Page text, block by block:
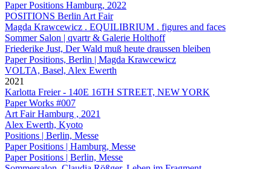
Paper Positions Hamburg, 2022
POSITIONS Berlin Art Fair
Magda Krawcewicz . EQUILIBRIUM . figures and faces
Sommer Salon | qvartr & Galerie Holthoff
Friederike Just, Der Wald muß heute draussen bleiben
Paper Positions, Berlin | Magda Krawcewicz
VOLTA, Basel, Alex Ewerth
2021
Karlotta Freier - 140E 16TH STREET, NEW YORK
Paper Works #007
Art Fair Hamburg , 2021
Alex Ewerth, Kyoto
Positions | Berlin, Messe
Paper Positions | Hamburg, Messe
Paper Positions | Berlin, Messe